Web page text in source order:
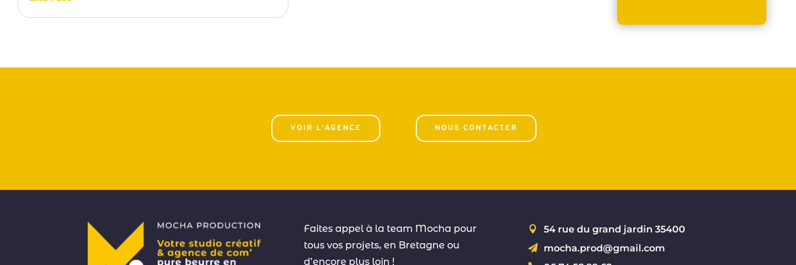
VOIR L'AGENCE NOUS CONTACTER
Faites appel à la team Mocha pour
tous vos projets, en Bretagne ou
d’encore plus loin !
 54 rue du grand jardin 35400
 mocha.prod@gmail.com